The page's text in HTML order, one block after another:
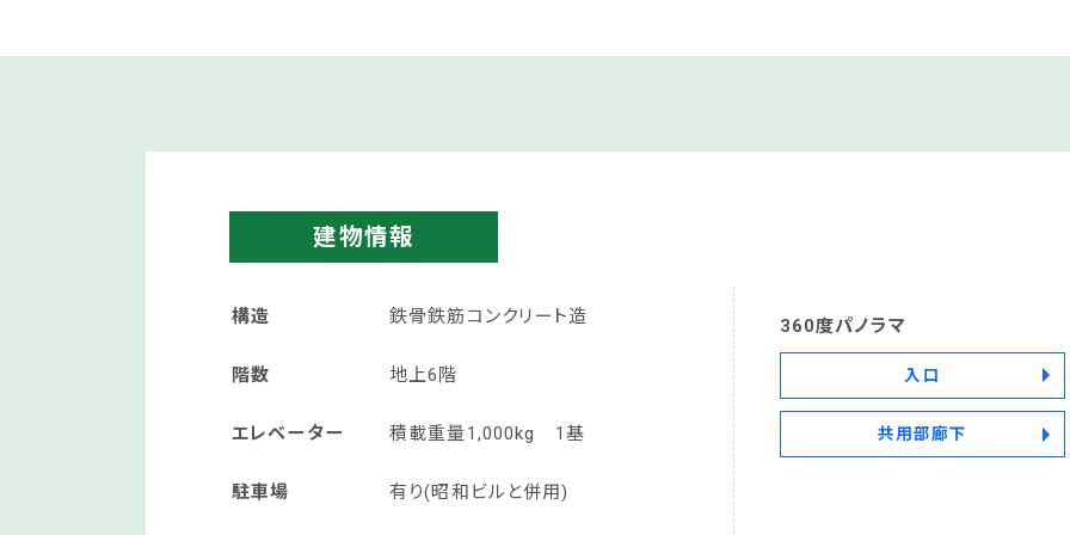
建物情報
構造 鉄骨鉄筋コンクリート造
階数 地上6階
エレベーター 積載重量1,000kg 1基
駐車場 有り(昭和ビルと併用)
360度パノラマ
入口
共用部廊下